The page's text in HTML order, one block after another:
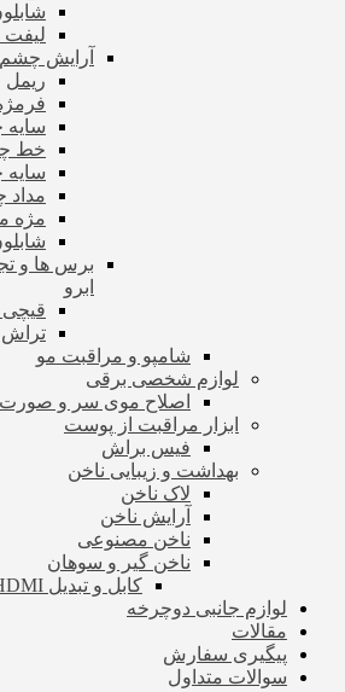
لیفت
آرایش چشم
ریمل
خط
مژه
برس ها و
ابرو
قیچی
تراش
شامپو و مراقبت مو
لوازم شخصی برقی
اصلاح موی سر و صورت
ابزار مراقبت از پوست
فیس براش
بهداشت و زیبایی ناخن
لاک ناخن
آرایش ناخن
ناخن مصنوعی
ناخن گیر و سوهان
کابل و تبدیل HDMI
لوازم جانبی دوچرخه
مقالات
پیگیری سفارش
سوالات متداول